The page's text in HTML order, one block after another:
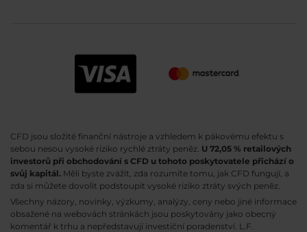
CFD jsou složité finanční nástroje a vzhledem k pákovému efektu s
sebou nesou vysoké riziko rychlé ztráty peněz. U 72,05 % retailových
investorů při obchodování s CFD u tohoto poskytovatele přichází o
svůj kapitál. Měli byste zvážit, zda rozumíte tomu, jak CFD fungují, a
zda si můžete dovolit podstoupit vysoké riziko ztráty svých peněz.
Všechny názory, novinky, výzkumy, analýzy, ceny nebo jiné informace
obsažené na webovách stránkách jsou poskytovány jako obecný
komentář k trhu a nepředstavují investiční poradenství. L.F.